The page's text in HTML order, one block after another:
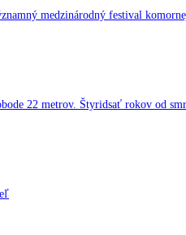
medzinárodný festival
22 metrov. Štyridsať rokov od